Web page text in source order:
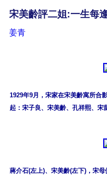
宋美齡評二姐:一生每
姜青
1929年9月，宋家在宋美齡寓所合
起：宋子良、宋美齡、孔祥熙、宋
蔣介石(左上)、宋美齡(左下)，宋